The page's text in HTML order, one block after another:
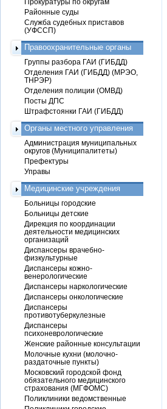
Районные суды
Служба судебных приставов
(УФССП)
Правоохранительные органы
Группы разбора ГАИ (ГИБДД)
Отделения ГАИ (ГИБДД) (МРЭО,
ТНРЭР)
Отделения полиции (ОМВД)
Посты ДПС
Штрафстоянки ГАИ (ГИБДД)
Органы местного управления
Администрация муниципальных
округов (Муниципалитеты)
Префектуры
Управы
Медицинские учреждения
Больницы городские
Больницы детские
Дирекция по координации
деятельности медицинских
организаций
Диспансеры врачебно-
физкультурные
Диспансеры кожно-
венерологические
Диспансеры наркологические
Диспансеры онкологические
Диспансеры
противотуберкулезные
Диспансеры
психоневрологические
Женские районные консультации
Молочные кухни (молочно-
раздаточные пункты)
Московский городской фонд
обязательного медицинского
страхования (МГФОМС)
Поликлиники ведомственные